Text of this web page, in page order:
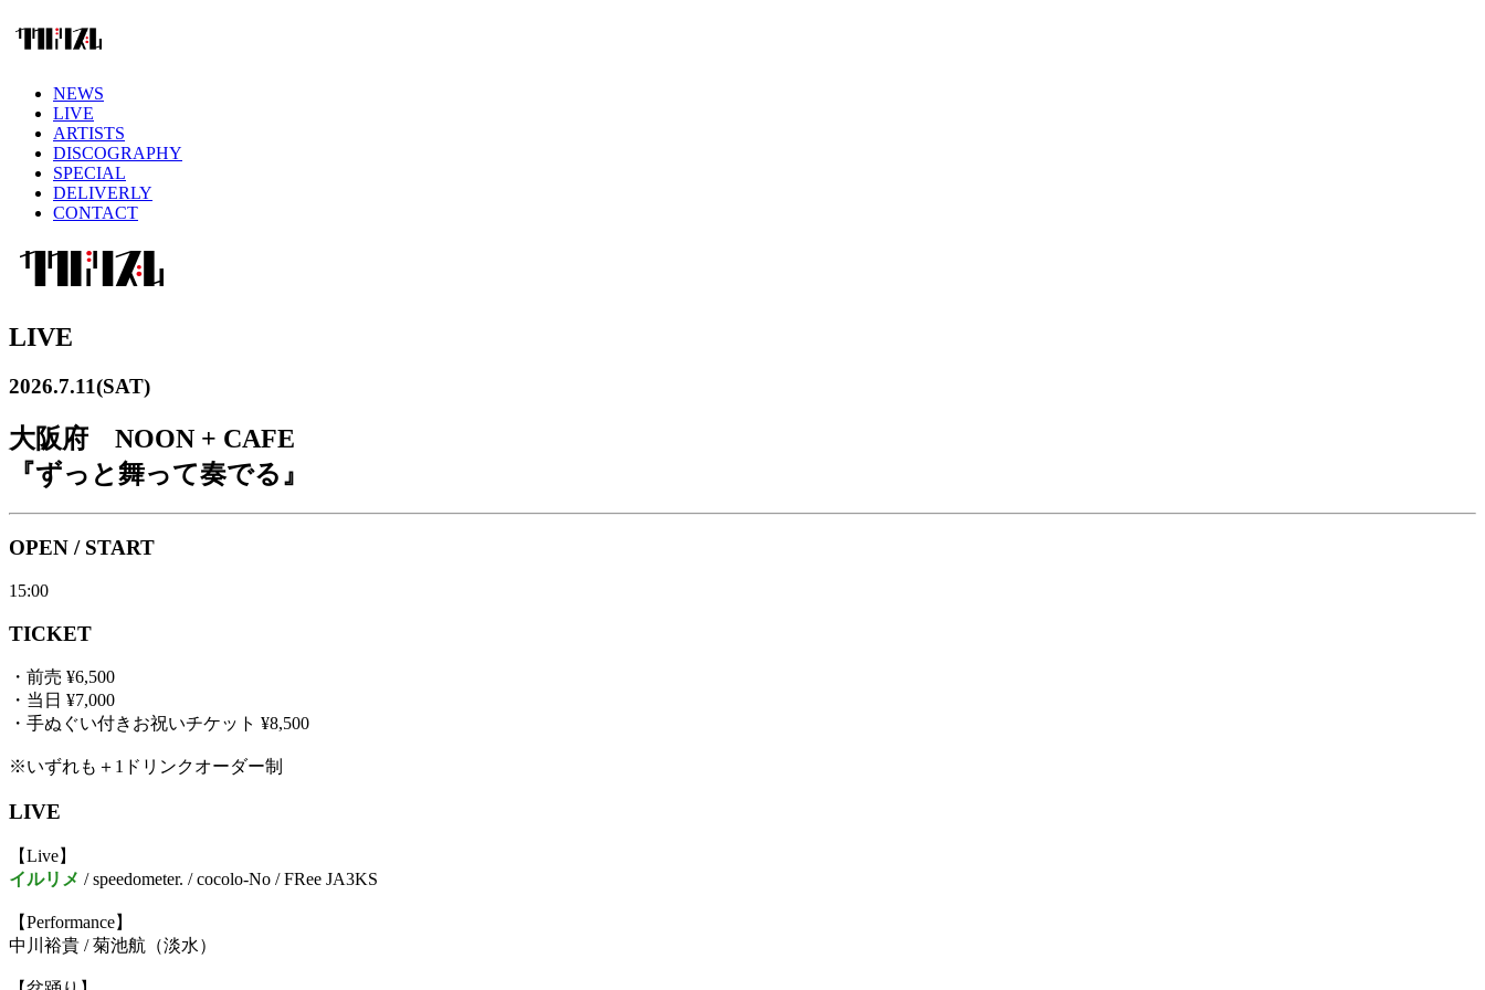
NEWS
LIVE
ARTISTS
DISCOGRAPHY
SPECIAL
DELIVERLY
CONTACT
LIVE
2026.7.11(SAT)
大阪府 NOON + CAFE
『ずっと舞って奏でる』
OPEN / START
15:00
TICKET
・前売 ¥6,500
・当日 ¥7,000
・手ぬぐい付きお祝いチケット ¥8,500
※いずれも＋1ドリンクオーダー制
LIVE
【Live】
イルリメ / speedometer. / cocolo-No / FRee JA3KS
【Performance】
中川裕貴 / 菊池航（淡水）